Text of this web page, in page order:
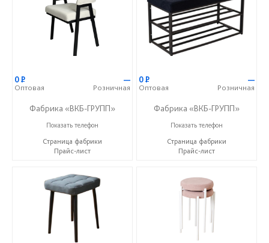
0Р
Оптовая
—
Розничная
Фабрика «ВКБ-ГРУПП»
+7 (927) 391-50-09
Показать телефон
Страница фабрики
Прайс-лист
0Р
Оптовая
—
Розничная
Фабрика «ВКБ-ГРУПП»
+7 (927) 391-50-09
Показать телефон
Страница фабрики
Прайс-лист